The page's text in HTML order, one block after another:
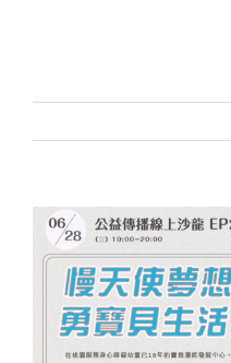
View
Larger
Image